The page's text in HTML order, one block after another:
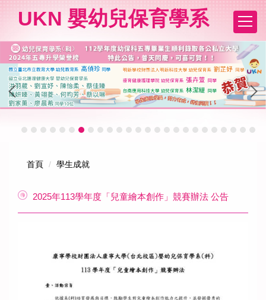
要
內
容
區
UKN 嬰幼兒保育學系
首頁 學生成就
2025年113學年度「兒童繪本創作」競賽辦法 公告